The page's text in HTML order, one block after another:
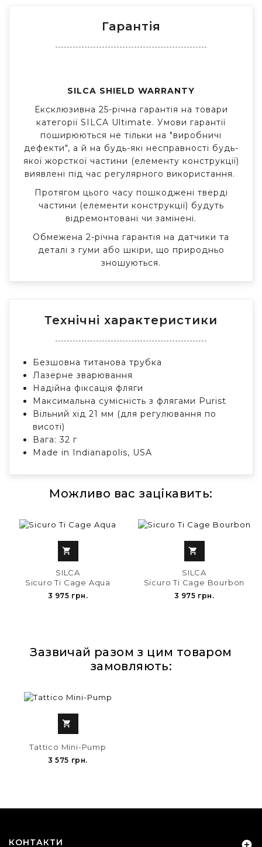
Гарантія
SILCA SHIELD WARRANTY
Ексклюзивна 25-річна гарантія на товари
категорії SILCA Ultimate. Умови гарантії
поширюються не тільки на "виробничі
дефекти", а й на будь-які несправності будь-
якої жорсткої частини (елементу конструкції)
виявлені під час регулярного використання.
Протягом цього часу пошкоджені тверді
частини (елементи конструкції) будуть
відремонтовані чи замінені.
Обмежена 2-річна гарантія на датчики та
деталі з гуми або шкіри, що природньо
зношуються.
Технічні характеристики
Безшовна титанова трубка
Лазерне зварювання
Надійна фіксація фляги
Максимальна сумісність з флягами Purist
Вільний хід 21 мм (для регулювання по
висоті)
Вага: 32 г
Made in Indianapolis, USA
Можливо вас зацікавить:

SILCA
Sicuro Ti Cage Aqua
3 975 грн.

SILCA
Sicuro Ti Cage Bourbon
3 975 грн.
Зазвичай разом з цим товаром
замовляють:

Tattico Mini-Pump
3 575 грн.
КОНТАКТИ